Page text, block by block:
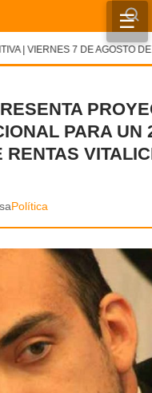
☰
| VIERNES 7 DE AGOSTO DE
PARA UN
RENTAS
Política